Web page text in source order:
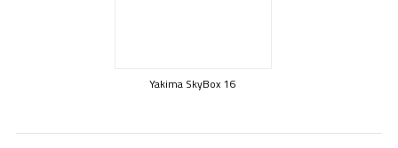
Yakima SkyBox 16